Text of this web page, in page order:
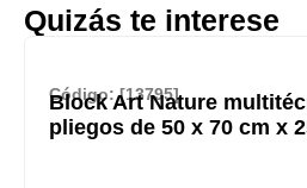
Quizás te interese
Código: [13795]
Block Art Nature
pliegos de 50 x 70 cm x